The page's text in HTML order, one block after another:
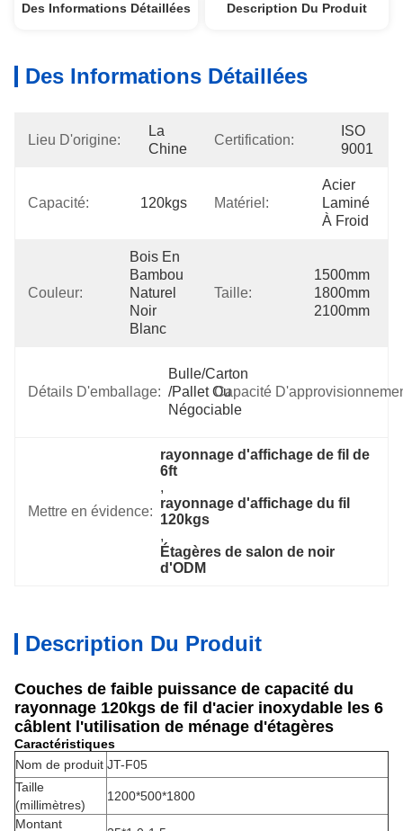
Des Informations Détaillées Description Du Produit
Des Informations Détaillées
Lieu D'origine:
La
Chine
Certification:
ISO
9001
Capacité: 120kgs Matériel:
Acier
Laminé
À Froid
Couleur:
Bois En
Bambou
Naturel
Noir
Blanc
Taille:
1500mm
1800mm
2100mm
Détails D'emballage:
Bulle/carton
/pallet Ou
Négociable
Capacité
Mettre en évidence:
rayonnage d'affichage de fil de
6ft
,
rayonnage d'affichage du fil
120kgs
,
Étagères de salon de noir
d'ODM
Description Du Produit
Couches de faible puissance de capacité du
rayonnage 120kgs de fil d'acier inoxydable les 6
câblent l'utilisation de ménage d'étagères
Caractéristiques
Nom de produit JT-F05
Taille
(millimètres)
1200*500*1800
Montant